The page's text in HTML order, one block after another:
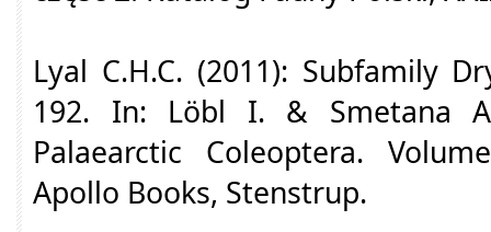
Lyal C.H.C. (2011): Subfamily
192. In: Löbl I. & Smetana
Palaearctic Coleoptera.
Apollo Books, Stenstrup.